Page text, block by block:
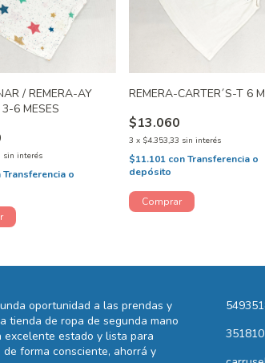
/ REMERA-AY
6 MESES
sin interés
Transferencia o
REMERA-CARTER´S-T 6
$13.060
3 x $4.353,33 sin interés
$11.101 con Transferencia o
depósito
oportunidad a las prendas y
tienda de ropa de segunda mano
excelente estado y lista para
forma consciente, ahorrá y